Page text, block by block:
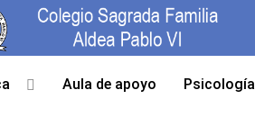
Aula de apoyo Psicología